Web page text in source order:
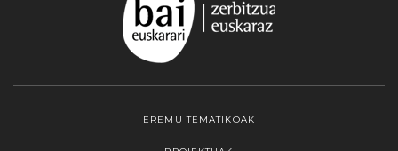
EREMU TEMATIKOAK